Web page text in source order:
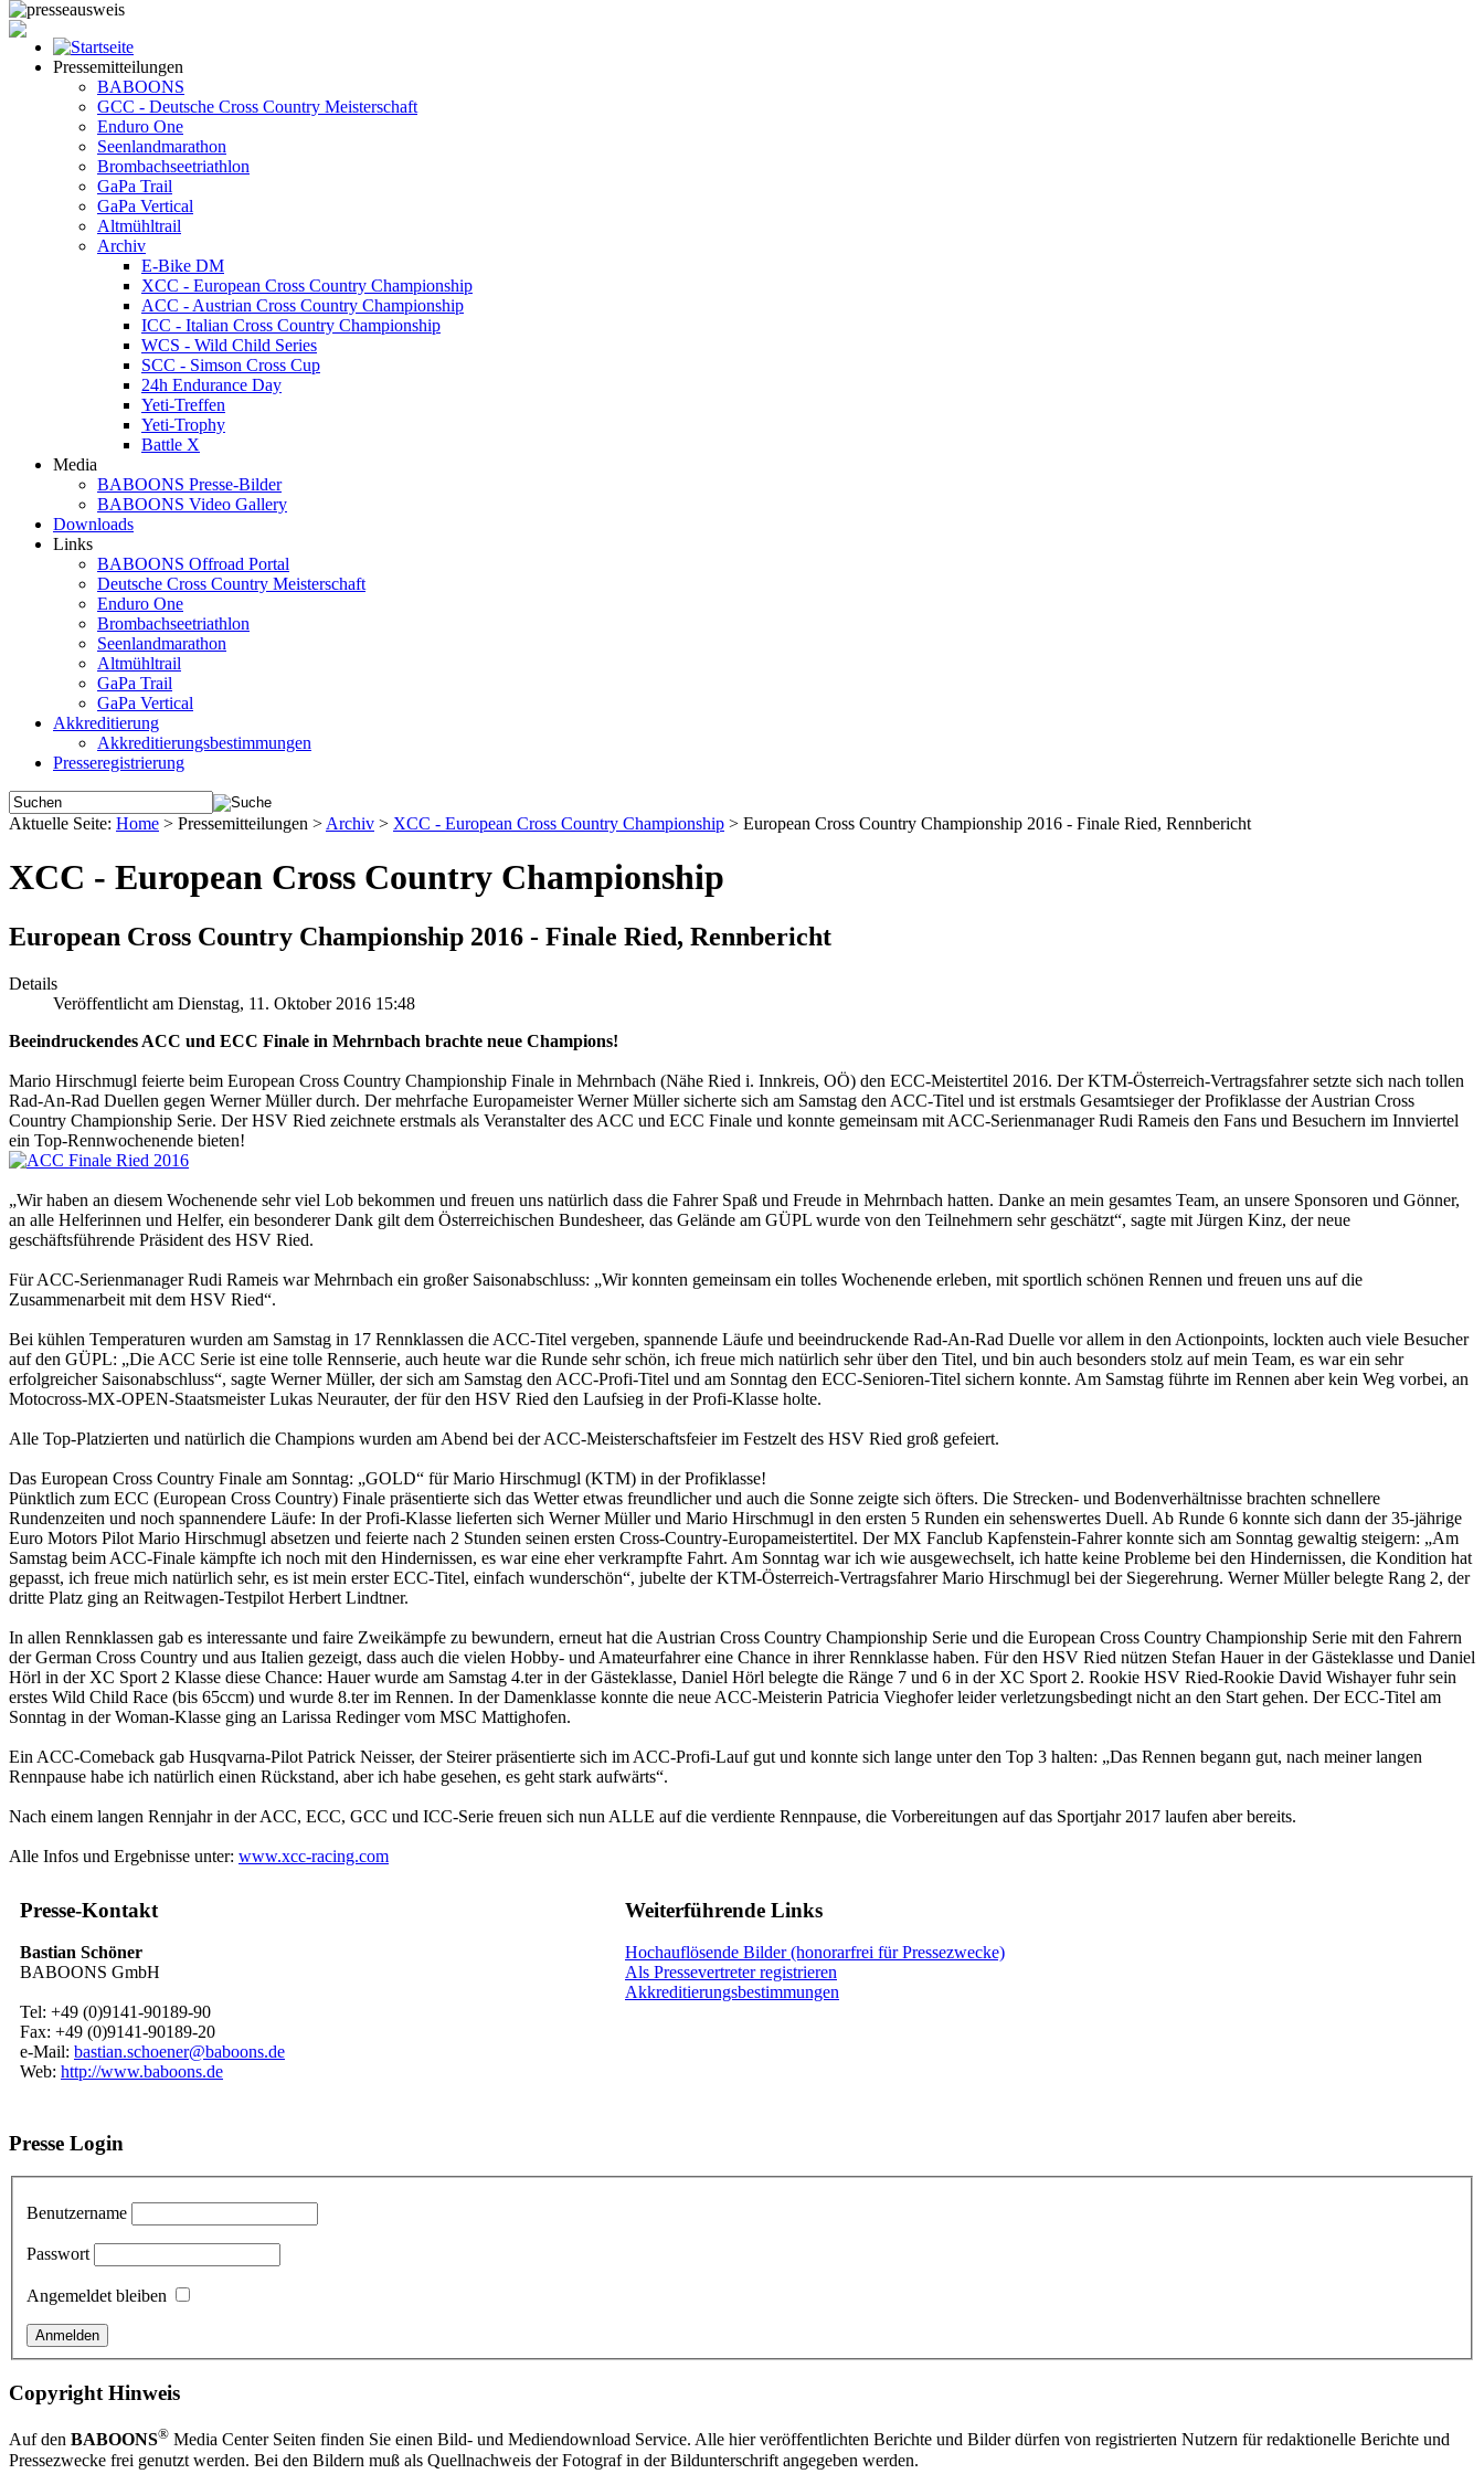
Pressemitteilungen
BABOONS
GCC - Deutsche Cross Country Meisterschaft
Enduro One
Seenlandmarathon
Brombachseetriathlon
GaPa Trail
GaPa Vertical
Altmühltrail
Archiv
E-Bike DM
XCC - European Cross Country Championship
ACC - Austrian Cross Country Championship
ICC - Italian Cross Country Championship
WCS - Wild Child Series
SCC - Simson Cross Cup
24h Endurance Day
Yeti-Treffen
Yeti-Trophy
Battle X
Media
BABOONS Presse-Bilder
BABOONS Video Gallery
Downloads
Links
BABOONS Offroad Portal
Deutsche Cross Country Meisterschaft
Enduro One
Brombachseetriathlon
Seenlandmarathon
Altmühltrail
GaPa Trail
GaPa Vertical
Akkreditierung
Akkreditierungsbestimmungen
Presseregistrierung
Aktuelle Seite: Home > Pressemitteilungen > Archiv > XCC - European Cross Country Championship > European Cross Country Championship 2016 - Finale Ried, Rennbericht
XCC - European Cross Country Championship
European Cross Country Championship 2016 - Finale Ried, Rennbericht
Details
Veröffentlicht am Dienstag, 11. Oktober 2016 15:48
Beeindruckendes ACC und ECC Finale in Mehrnbach brachte neue Champions!
Mario Hirschmugl feierte beim European Cross Country Championship Finale in Mehrnbach (Nähe Ried i. Innkreis, OÖ) den ECC-Meistertitel 2016. Der KTM-Österreich-Vertragsfahrer setzte sich nach tollen
Rad-An-Rad Duellen gegen Werner Müller durch. Der mehrfache Europameister Werner Müller sicherte sich am Samstag den ACC-Titel und ist erstmals Gesamtsieger der Profiklasse der Austrian Cross
Country Championship Serie. Der HSV Ried zeichnete erstmals als Veranstalter des ACC und ECC Finale und konnte gemeinsam mit ACC-Serienmanager Rudi Rameis den Fans und Besuchern im Innviertel
ein Top-Rennwochenende bieten!
„Wir haben an diesem Wochenende sehr viel Lob bekommen und freuen uns natürlich dass die Fahrer Spaß und Freude in Mehrnbach hatten. Danke an mein gesamtes Team, an unsere Sponsoren und Gönner,
an alle Helferinnen und Helfer, ein besonderer Dank gilt dem Österreichischen Bundesheer, das Gelände am GÜPL wurde von den Teilnehmern sehr geschätzt“, sagte mit Jürgen Kinz, der neue
geschäftsführende Präsident des HSV Ried.
Für ACC-Serienmanager Rudi Rameis war Mehrnbach ein großer Saisonabschluss: „Wir konnten gemeinsam ein tolles Wochenende erleben, mit sportlich schönen Rennen und freuen uns auf die
Zusammenarbeit mit dem HSV Ried“.
Bei kühlen Temperaturen wurden am Samstag in 17 Rennklassen die ACC-Titel vergeben, spannende Läufe und beeindruckende Rad-An-Rad Duelle vor allem in den Actionpoints, lockten auch viele Besucher
auf den GÜPL: „Die ACC Serie ist eine tolle Rennserie, auch heute war die Runde sehr schön, ich freue mich natürlich sehr über den Titel, und bin auch besonders stolz auf mein Team, es war ein sehr
erfolgreicher Saisonabschluss“, sagte Werner Müller, der sich am Samstag den ACC-Profi-Titel und am Sonntag den ECC-Senioren-Titel sichern konnte. Am Samstag führte im Rennen aber kein Weg vorbei, an
Motocross-MX-OPEN-Staatsmeister Lukas Neurauter, der für den HSV Ried den Laufsieg in der Profi-Klasse holte.
Alle Top-Platzierten und natürlich die Champions wurden am Abend bei der ACC-Meisterschaftsfeier im Festzelt des HSV Ried groß gefeiert.
Das European Cross Country Finale am Sonntag: „GOLD“ für Mario Hirschmugl (KTM) in der Profiklasse!
Pünktlich zum ECC (European Cross Country) Finale präsentierte sich das Wetter etwas freundlicher und auch die Sonne zeigte sich öfters. Die Strecken- und Bodenverhältnisse brachten schnellere
Rundenzeiten und noch spannendere Läufe: In der Profi-Klasse lieferten sich Werner Müller und Mario Hirschmugl in den ersten 5 Runden ein sehenswertes Duell. Ab Runde 6 konnte sich dann der 35-jährige
Euro Motors Pilot Mario Hirschmugl absetzen und feierte nach 2 Stunden seinen ersten Cross-Country-Europameistertitel. Der MX Fanclub Kapfenstein-Fahrer konnte sich am Sonntag gewaltig steigern: „Am
Samstag beim ACC-Finale kämpfte ich noch mit den Hindernissen, es war eine eher verkrampfte Fahrt. Am Sonntag war ich wie ausgewechselt, ich hatte keine Probleme bei den Hindernissen, die Kondition hat
gepasst, ich freue mich natürlich sehr, es ist mein erster ECC-Titel, einfach wunderschön“, jubelte der KTM-Österreich-Vertragsfahrer Mario Hirschmugl bei der Siegerehrung. Werner Müller belegte Rang 2, der
dritte Platz ging an Reitwagen-Testpilot Herbert Lindtner.
In allen Rennklassen gab es interessante und faire Zweikämpfe zu bewundern, erneut hat die Austrian Cross Country Championship Serie und die European Cross Country Championship Serie mit den Fahrern
der German Cross Country und aus Italien gezeigt, dass auch die vielen Hobby- und Amateurfahrer eine Chance in ihrer Rennklasse haben. Für den HSV Ried nützen Stefan Hauer in der Gästeklasse und Daniel
Hörl in der XC Sport 2 Klasse diese Chance: Hauer wurde am Samstag 4.ter in der Gästeklasse, Daniel Hörl belegte die Ränge 7 und 6 in der XC Sport 2. Rookie HSV Ried-Rookie David Wishayer fuhr sein
erstes Wild Child Race (bis 65ccm) und wurde 8.ter im Rennen. In der Damenklasse konnte die neue ACC-Meisterin Patricia Vieghofer leider verletzungsbedingt nicht an den Start gehen. Der ECC-Titel am
Sonntag in der Woman-Klasse ging an Larissa Redinger vom MSC Mattighofen.
Ein ACC-Comeback gab Husqvarna-Pilot Patrick Neisser, der Steirer präsentierte sich im ACC-Profi-Lauf gut und konnte sich lange unter den Top 3 halten: „Das Rennen begann gut, nach meiner langen
Rennpause habe ich natürlich einen Rückstand, aber ich habe gesehen, es geht stark aufwärts“.
Nach einem langen Rennjahr in der ACC, ECC, GCC und ICC-Serie freuen sich nun ALLE auf die verdiente Rennpause, die Vorbereitungen auf das Sportjahr 2017 laufen aber bereits.
Alle Infos und Ergebnisse unter: www.xcc-racing.com
Presse-Kontakt
Bastian Schöner
BABOONS GmbH
Tel: +49 (0)9141-90189-90
Fax: +49 (0)9141-90189-20
e-Mail: bastian.schoener@baboons.de
Web: http://www.baboons.de
Weiterführende Links
Hochauflösende Bilder (honorarfrei für Pressezwecke)
Als Pressevertreter registrieren
Akkreditierungsbestimmungen
Presse Login
Benutzername
Passwort
Angemeldet bleiben
Copyright Hinweis
Auf den BABOONS® Media Center Seiten finden Sie einen Bild- und Mediendownload Service. Alle hier veröffentlichten Berichte und Bilder dürfen von registrierten Nutzern für redaktionelle Berichte und
Pressezwecke frei genutzt werden. Bei den Bildern muß als Quellnachweis der Fotograf in der Bildunterschrift angegeben werden.